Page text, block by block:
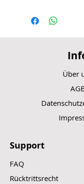
Über
Support
FAQ
Rücktrittsrecht